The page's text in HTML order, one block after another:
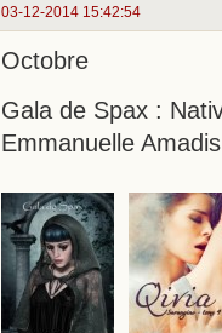
03-12-2014 15:42:54
Octobre
Gala de Spax :
Emmanuelle